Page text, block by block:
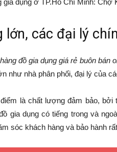
gia dụng ở TP.Hồ Chí Minh:
lớn, các đại lý
đồ gia dụng giá rẻ buôn bán
như nhà phân phối, đại lý của
là chất lượng đảm bảo,
gia dụng có tiếng trong và
sóc khách hàng và bảo hành